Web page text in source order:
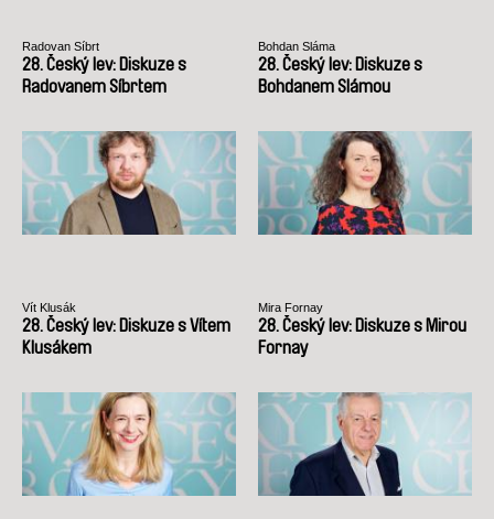
Radovan Síbrt
28. Český lev: Diskuze s
Radovanem Síbrtem
Bohdan Sláma
28. Český lev: Diskuze s
Bohdanem Slámou
Vít Klusák
28. Český lev: Diskuze s Vítem
Klusákem
Mira Fornay
28. Český lev: Diskuze s Mirou
Fornay